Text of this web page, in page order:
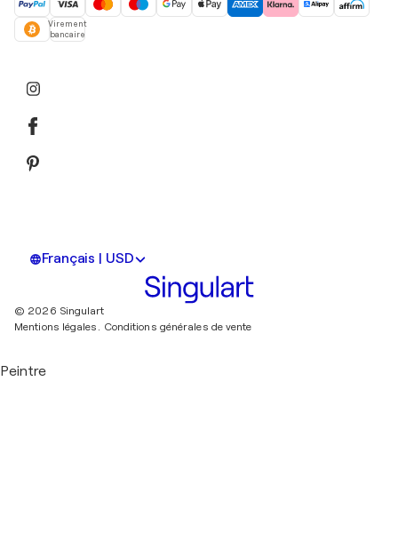
Virement
bancaire
Français | USD
© 2026 Singulart
Mentions légales. Conditions générales de vente
Peintre